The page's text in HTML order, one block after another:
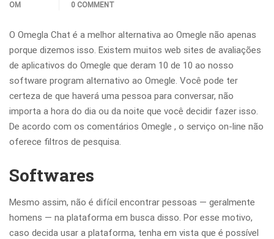
OM
0 COMMENT
O Omegla Chat é a melhor alternativa ao Omegle não apenas
porque dizemos isso. Existem muitos web sites de avaliações
de aplicativos do Omegle que deram 10 de 10 ao nosso
software program alternativo ao Omegle. Você pode ter
certeza de que haverá uma pessoa para conversar, não
importa a hora do dia ou da noite que você decidir fazer isso.
De acordo com os comentários Omegle , o serviço on-line não
oferece filtros de pesquisa.
Softwares
Mesmo assim, não é difícil encontrar pessoas — geralmente
homens — na plataforma em busca disso. Por esse motivo,
caso decida usar a plataforma, tenha em vista que é possível